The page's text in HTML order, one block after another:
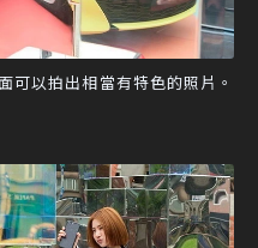
可以拍出相當有特色的照片。